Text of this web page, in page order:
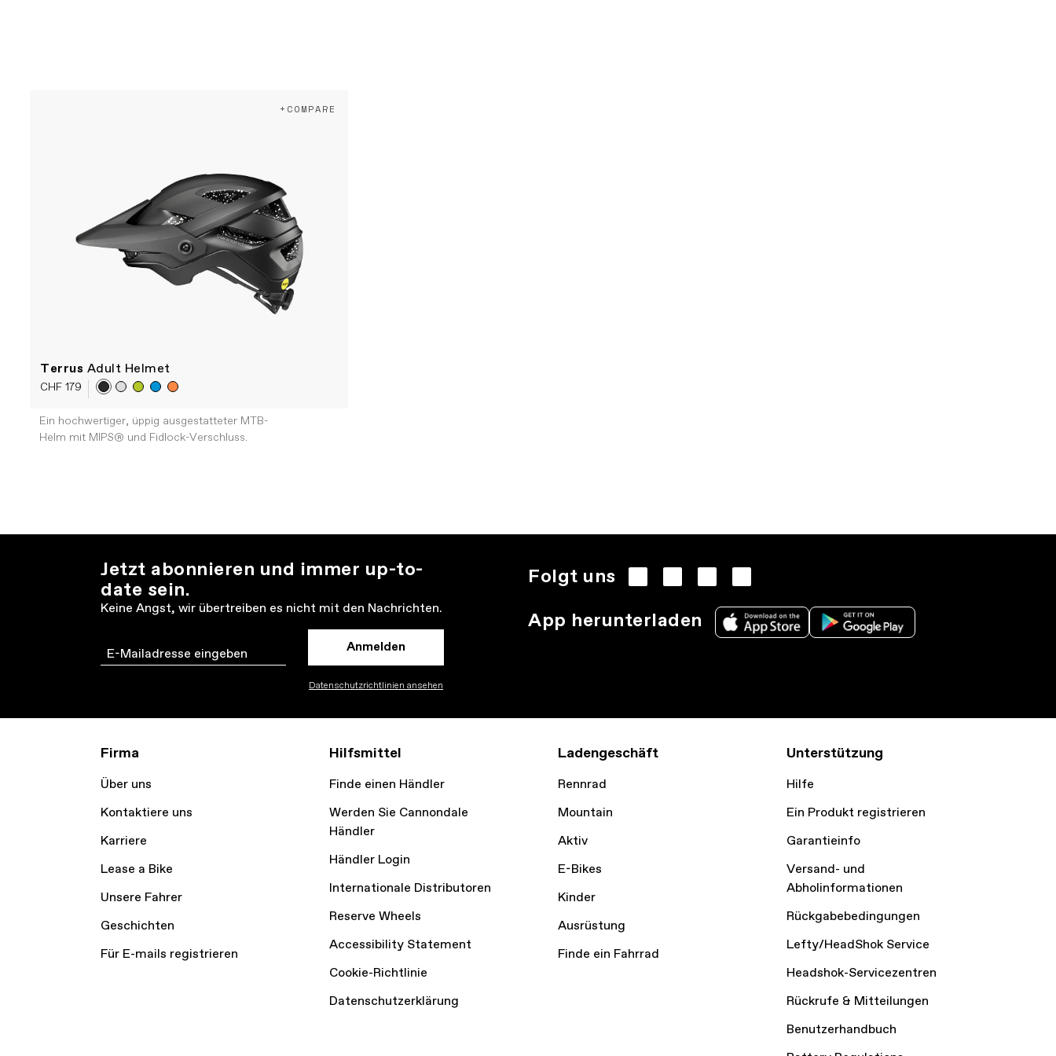
Terrus Adult Helmet
CHF 179
+COMPARE
Ein hochwertiger, üppig ausgestatteter MTB-
Helm mit MIPS® und Fidlock-Verschluss.
Jetzt abonnieren und immer up-to-
date sein.
Keine Angst, wir übertreiben es nicht mit den Nachrichten.
Email Anmelden
Datenschutzrichtlinien ansehen
Folgt uns
App herunterladen
Firma
Über uns
Kontaktiere uns
Karriere
Lease a Bike
Unsere Fahrer
Geschichten
Für E-mails registrieren
Hilfsmittel
Finde einen Händler
Werden Sie Cannondale
Händler
Händler Login
Internationale Distributoren
Reserve Wheels
Accessibility Statement
Cookie-Richtlinie
Datenschutzerklärung
Ladengeschäft
Rennrad
Mountain
Aktiv
E-Bikes
Kinder
Ausrüstung
Finde ein Fahrrad
Unterstützung
Hilfe
Ein Produkt registrieren
Garantieinfo
Versand- und
Abholinformationen
Rückgabebedingungen
Lefty/HeadShok Service
Headshok-Servicezentren
Rückrufe & Mitteilungen
Benutzerhandbuch